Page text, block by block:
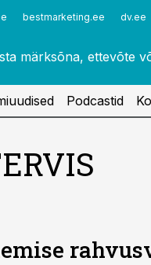
bestmarketing.ee dv.ee
Vaktsineerimine
Podcastid